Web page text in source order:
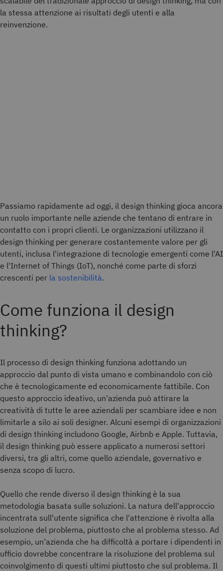
la stessa attenzione ai risultati degli utenti e alla
reinvenzione.
Passiamo rapidamente ad oggi, il design thinking gioca ancora
un ruolo importante nelle aziende che tentano di entrare in
contatto con i propri clienti. Le organizzazioni utilizzano il
design thinking per generare costantemente valore per gli
utenti, inclusa l'integrazione di tecnologie emergenti come l'AI
e l'Internet of Things (IoT), nonché come parte di sforzi
crescenti per la sostenibilità.
Come funziona il design
thinking?
Il processo di design thinking funziona adottando un
approccio dal punto di vista umano e combinandolo con ciò
che è tecnologicamente ed economicamente fattibile. Con
questo approccio ideativo, un'azienda può attirare la
creatività di tutte le aree aziendali per scambiare idee e non
limitarle a silo ai soli designer. Alcuni esempi di organizzazioni
di design thinking includono Google, Airbnb e Apple. Tuttavia,
il design thinking può essere applicato a numerosi settori
diversi, tra gli altri, come quello aziendale, governativo e
senza scopo di lucro.
Quello che rende diverso il design thinking è la sua
metodologia basata sulle soluzioni. La natura dell'approccio
incentrata sull'utente significa che l'attenzione è rivolta alla
soluzione del problema, piuttosto che al problema stesso. Ad
esempio, un'azienda che ha difficoltà a portare i dipendenti in
ufficio dovrebbe concentrare la risoluzione del problema sul
coinvolgimento di questi ultimi piuttosto che sul problema. Il